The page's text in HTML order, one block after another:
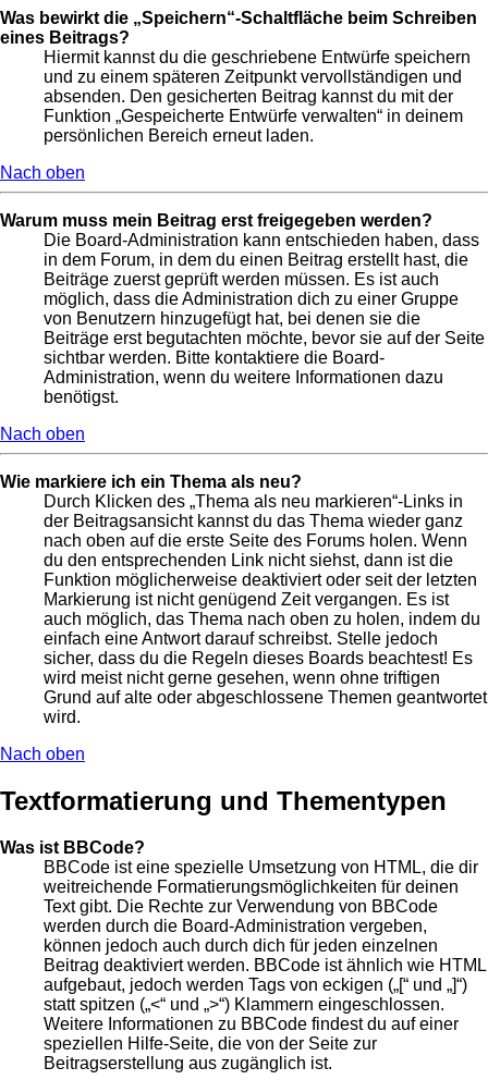
Was bewirkt die „Speichern“-Schaltfläche beim Schreiben
eines Beitrags?
Hiermit kannst du die geschriebene Entwürfe speichern
und zu einem späteren Zeitpunkt vervollständigen und
absenden. Den gesicherten Beitrag kannst du mit der
Funktion „Gespeicherte Entwürfe verwalten“ in deinem
persönlichen Bereich erneut laden.
Nach oben
Warum muss mein Beitrag erst freigegeben werden?
Die Board-Administration kann entschieden haben, dass
in dem Forum, in dem du einen Beitrag erstellt hast, die
Beiträge zuerst geprüft werden müssen. Es ist auch
möglich, dass die Administration dich zu einer Gruppe
von Benutzern hinzugefügt hat, bei denen sie die
Beiträge erst begutachten möchte, bevor sie auf der Seite
sichtbar werden. Bitte kontaktiere die Board-
Administration, wenn du weitere Informationen dazu
benötigst.
Nach oben
Wie markiere ich ein Thema als neu?
Durch Klicken des „Thema als neu markieren“-Links in
der Beitragsansicht kannst du das Thema wieder ganz
nach oben auf die erste Seite des Forums holen. Wenn
du den entsprechenden Link nicht siehst, dann ist die
Funktion möglicherweise deaktiviert oder seit der letzten
Markierung ist nicht genügend Zeit vergangen. Es ist
auch möglich, das Thema nach oben zu holen, indem du
einfach eine Antwort darauf schreibst. Stelle jedoch
sicher, dass du die Regeln dieses Boards beachtest! Es
wird meist nicht gerne gesehen, wenn ohne triftigen
Grund auf alte oder abgeschlossene Themen geantwortet
wird.
Nach oben
Textformatierung und Thementypen
Was ist BBCode?
BBCode ist eine spezielle Umsetzung von HTML, die dir
weitreichende Formatierungsmöglichkeiten für deinen
Text gibt. Die Rechte zur Verwendung von BBCode
werden durch die Board-Administration vergeben,
können jedoch auch durch dich für jeden einzelnen
Beitrag deaktiviert werden. BBCode ist ähnlich wie HTML
aufgebaut, jedoch werden Tags von eckigen („[“ und „]“)
statt spitzen („<“ und „>“) Klammern eingeschlossen.
Weitere Informationen zu BBCode findest du auf einer
speziellen Hilfe-Seite, die von der Seite zur
Beitragserstellung aus zugänglich ist.